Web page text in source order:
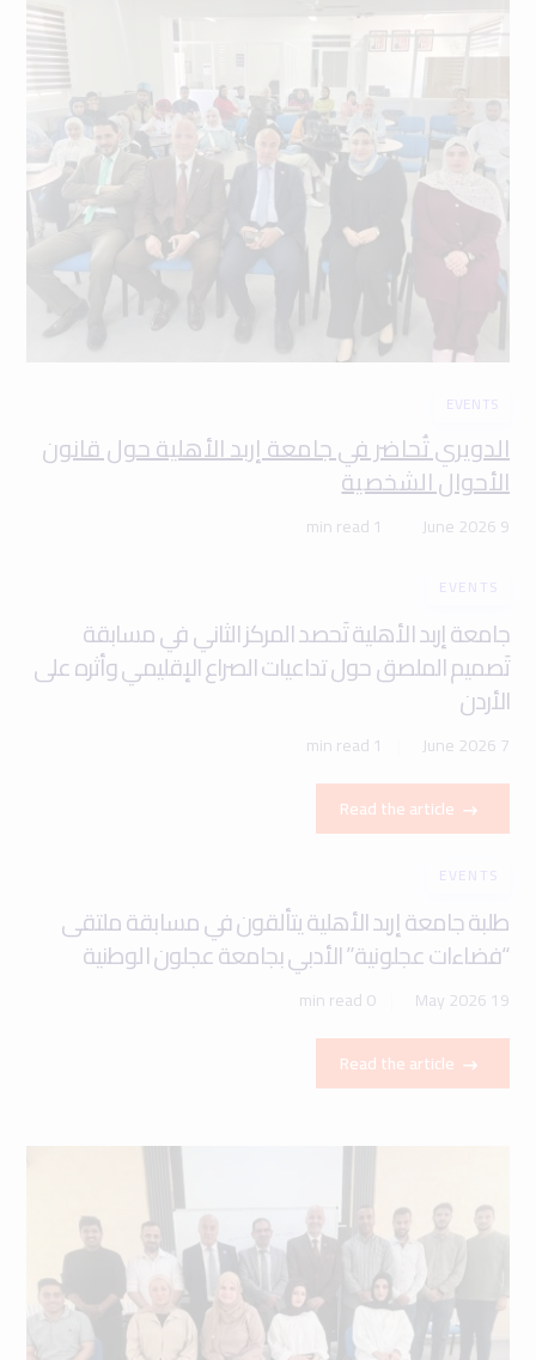
EVENTS
الدويري تُحاضر في جامعة إربد الأهلية حول قانون
الأحوال الشخصية
9 June 2026
1 min read
EVENTS
جامعة إربد الأهلية تَحصد المركز الثاني في مسابقة
تَصميم الملصق حول تداعيات الصراع الإقليمي وأثره على
الأردن
7 June 2026
1 min read
Read the article
EVENTS
طلبة جامعة إربد الأهلية يتألقون في مسابقة ملتقى
“فضاءات عجلونية” الأدبي بجامعة عجلون الوطنية
19 May 2026
0 min read
Read the article